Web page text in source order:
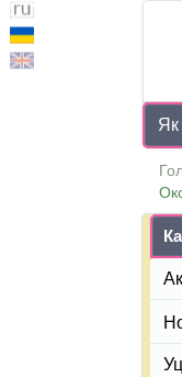
Як